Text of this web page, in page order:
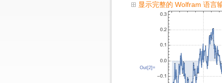
显示完整的 Wolfram 语言
Out[2]=